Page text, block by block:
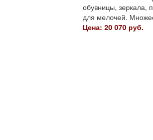
обувницы, зеркала,
для мелочей.
Цена: 20 070 руб.